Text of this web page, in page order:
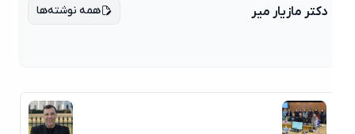
دکتر مازیار میر همه نوشته‌ها